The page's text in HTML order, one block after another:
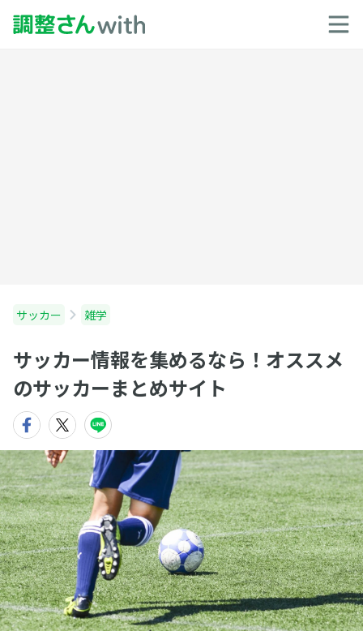
サッカー 雑学
サッカー情報を集めるなら！オススメ
のサッカーまとめサイト